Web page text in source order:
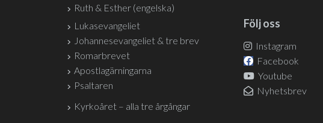
Ruth & Esther (engelska)
Lukasevangeliet
Johannesevangeliet & tre brev
Romarbrevet
Apostlagärningarna
Psaltaren
Kyrkoåret – alla tre årgångar
Följ oss
Instagram
Facebook
Youtube
Nyhetsbrev